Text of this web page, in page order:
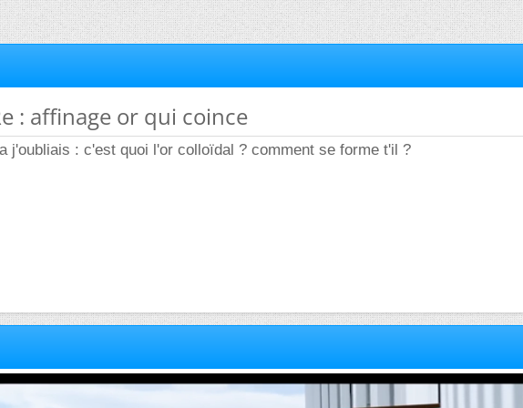
: affinage or qui coince
j'oubliais : c'est quoi l'or colloïdal ? comment se forme t'il ?